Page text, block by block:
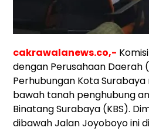
cakrawalanews.co,-
dengan Perusahaan Daerah
Perhubungan Kota
bawah tanah penghubung
Binatang Surabaya (KBS).
dibawah Jalan Joyoboyo ini